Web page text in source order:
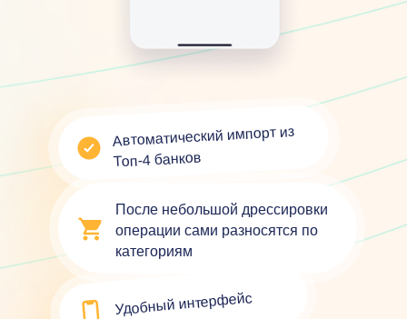
Автоматический импорт из
Топ-4 банков
После небольшой дрессировки
операции сами разносятся по
категориям
Удобный интерфейс